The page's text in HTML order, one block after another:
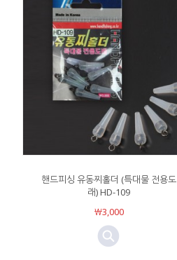
핸드피싱 유동찌홀더 (특대물 전용도
래) HD-109
￦3,000